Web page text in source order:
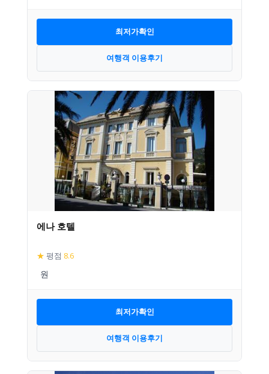
최저가확인
여행객 이용후기
에나 호텔
★ 평점 8.6
최저가확인
여행객 이용후기